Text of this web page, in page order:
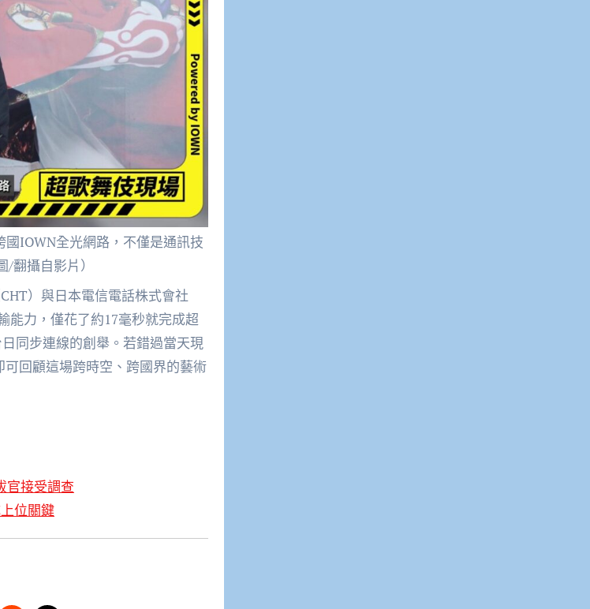
IOWN全光網路，不僅是通訊技
翻攝自影片）
）與日本電信電話株式會社
能力，僅花了約17毫秒就完成超
同步連線的創舉。若錯過當天現
回顧這場跨時空、跨國界的藝術
官接受調查
位關鍵